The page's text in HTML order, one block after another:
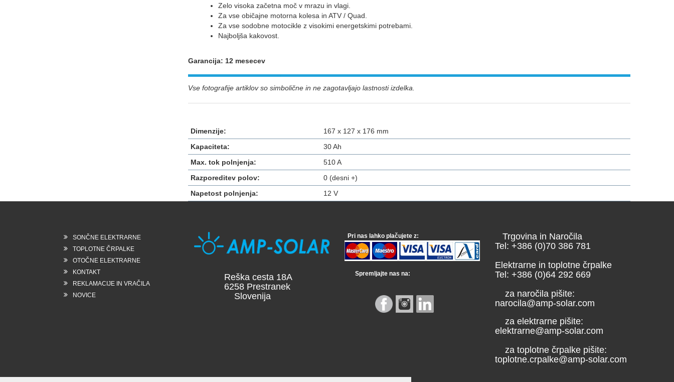
Zelo visoka začetna moč v mrazu in vlagi.
Za vse običajne motorna kolesa in ATV / Quad.
Za vse sodobne motocikle z visokimi energetskimi potrebami.
Najboljša kakovost.
Garancija: 12 mesecev
Vse fotografije artiklov so simbolične in ne zagotavljajo lastnosti izdelka.
Dimenzije:
167 x 127 x 176 mm
Kapaciteta:
30 Ah
Max. tok polnjenja:
510 A
Razporeditev polov:
0 (desni +)
Napetost polnjenja:
12 V
SONČNE ELEKTRARNE
TOPLOTNE ČRPALKE
OTOČNE ELEKTRARNE
KONTAKT
REKLAMACIJE IN VRAČILA
NOVICE
Reška cesta 18A
6258 Prestranek
Slovenija
Pri nas lahko plačujete z:
Spremljajte nas na:
Trgovina in Naročila
Tel: +386 (0)70 386 781
Elektrarne in toplotne črpalke
Tel: +386 (0)64 292 669
za naročila pišite:
narocila@amp-solar.com
za elektrarne pišite:
elektrarne@amp-solar.com
za toplotne črpalke pišite:
toplotne.crpalke@amp-solar.com